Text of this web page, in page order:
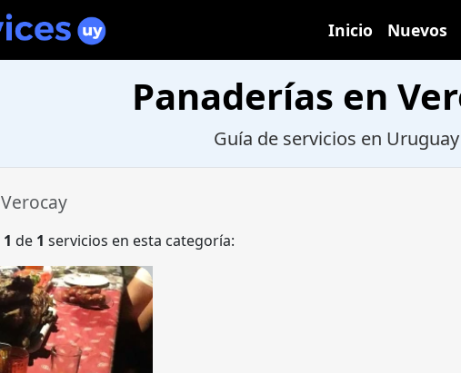
Inicio Nuevos
Panaderías en
Guía de servicios en Uruguay
Verocay
1 de 1 servicios en esta categoría: